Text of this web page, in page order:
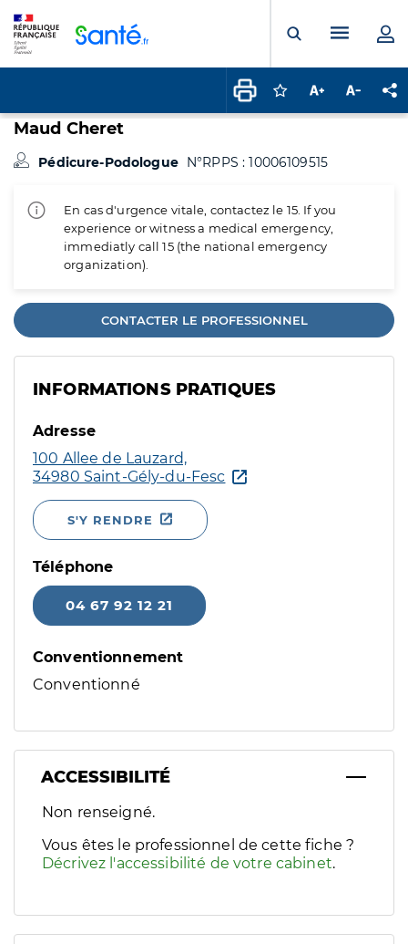
Ouvrir laMenu
Connectez-vous
Augmenter la
Maud Cheret
Pédicure-Podologue N°RPPS : 10006109515
En cas d'urgence vitale, contactez le 15. If you
experience or witness a medical emergency,
immediatly call 15 (the national emergency
organization).
CONTACTER LE PROFESSIONNEL
INFORMATIONS PRATIQUES
Adresse
100 Allee de Lauzard,
34980 Saint-Gély-du-Fesc
S'Y RENDRE
Téléphone
04 67 92 12 21
Conventionnement
Conventionné
ACCESSIBILITÉ
Filtres
Sélectionnez un ou plusieurs handicaps/besoins
Non renseigné.
Vous êtes le professionnel de cette fiche ?
Décrivez l'accessibilité de votre cabinet.